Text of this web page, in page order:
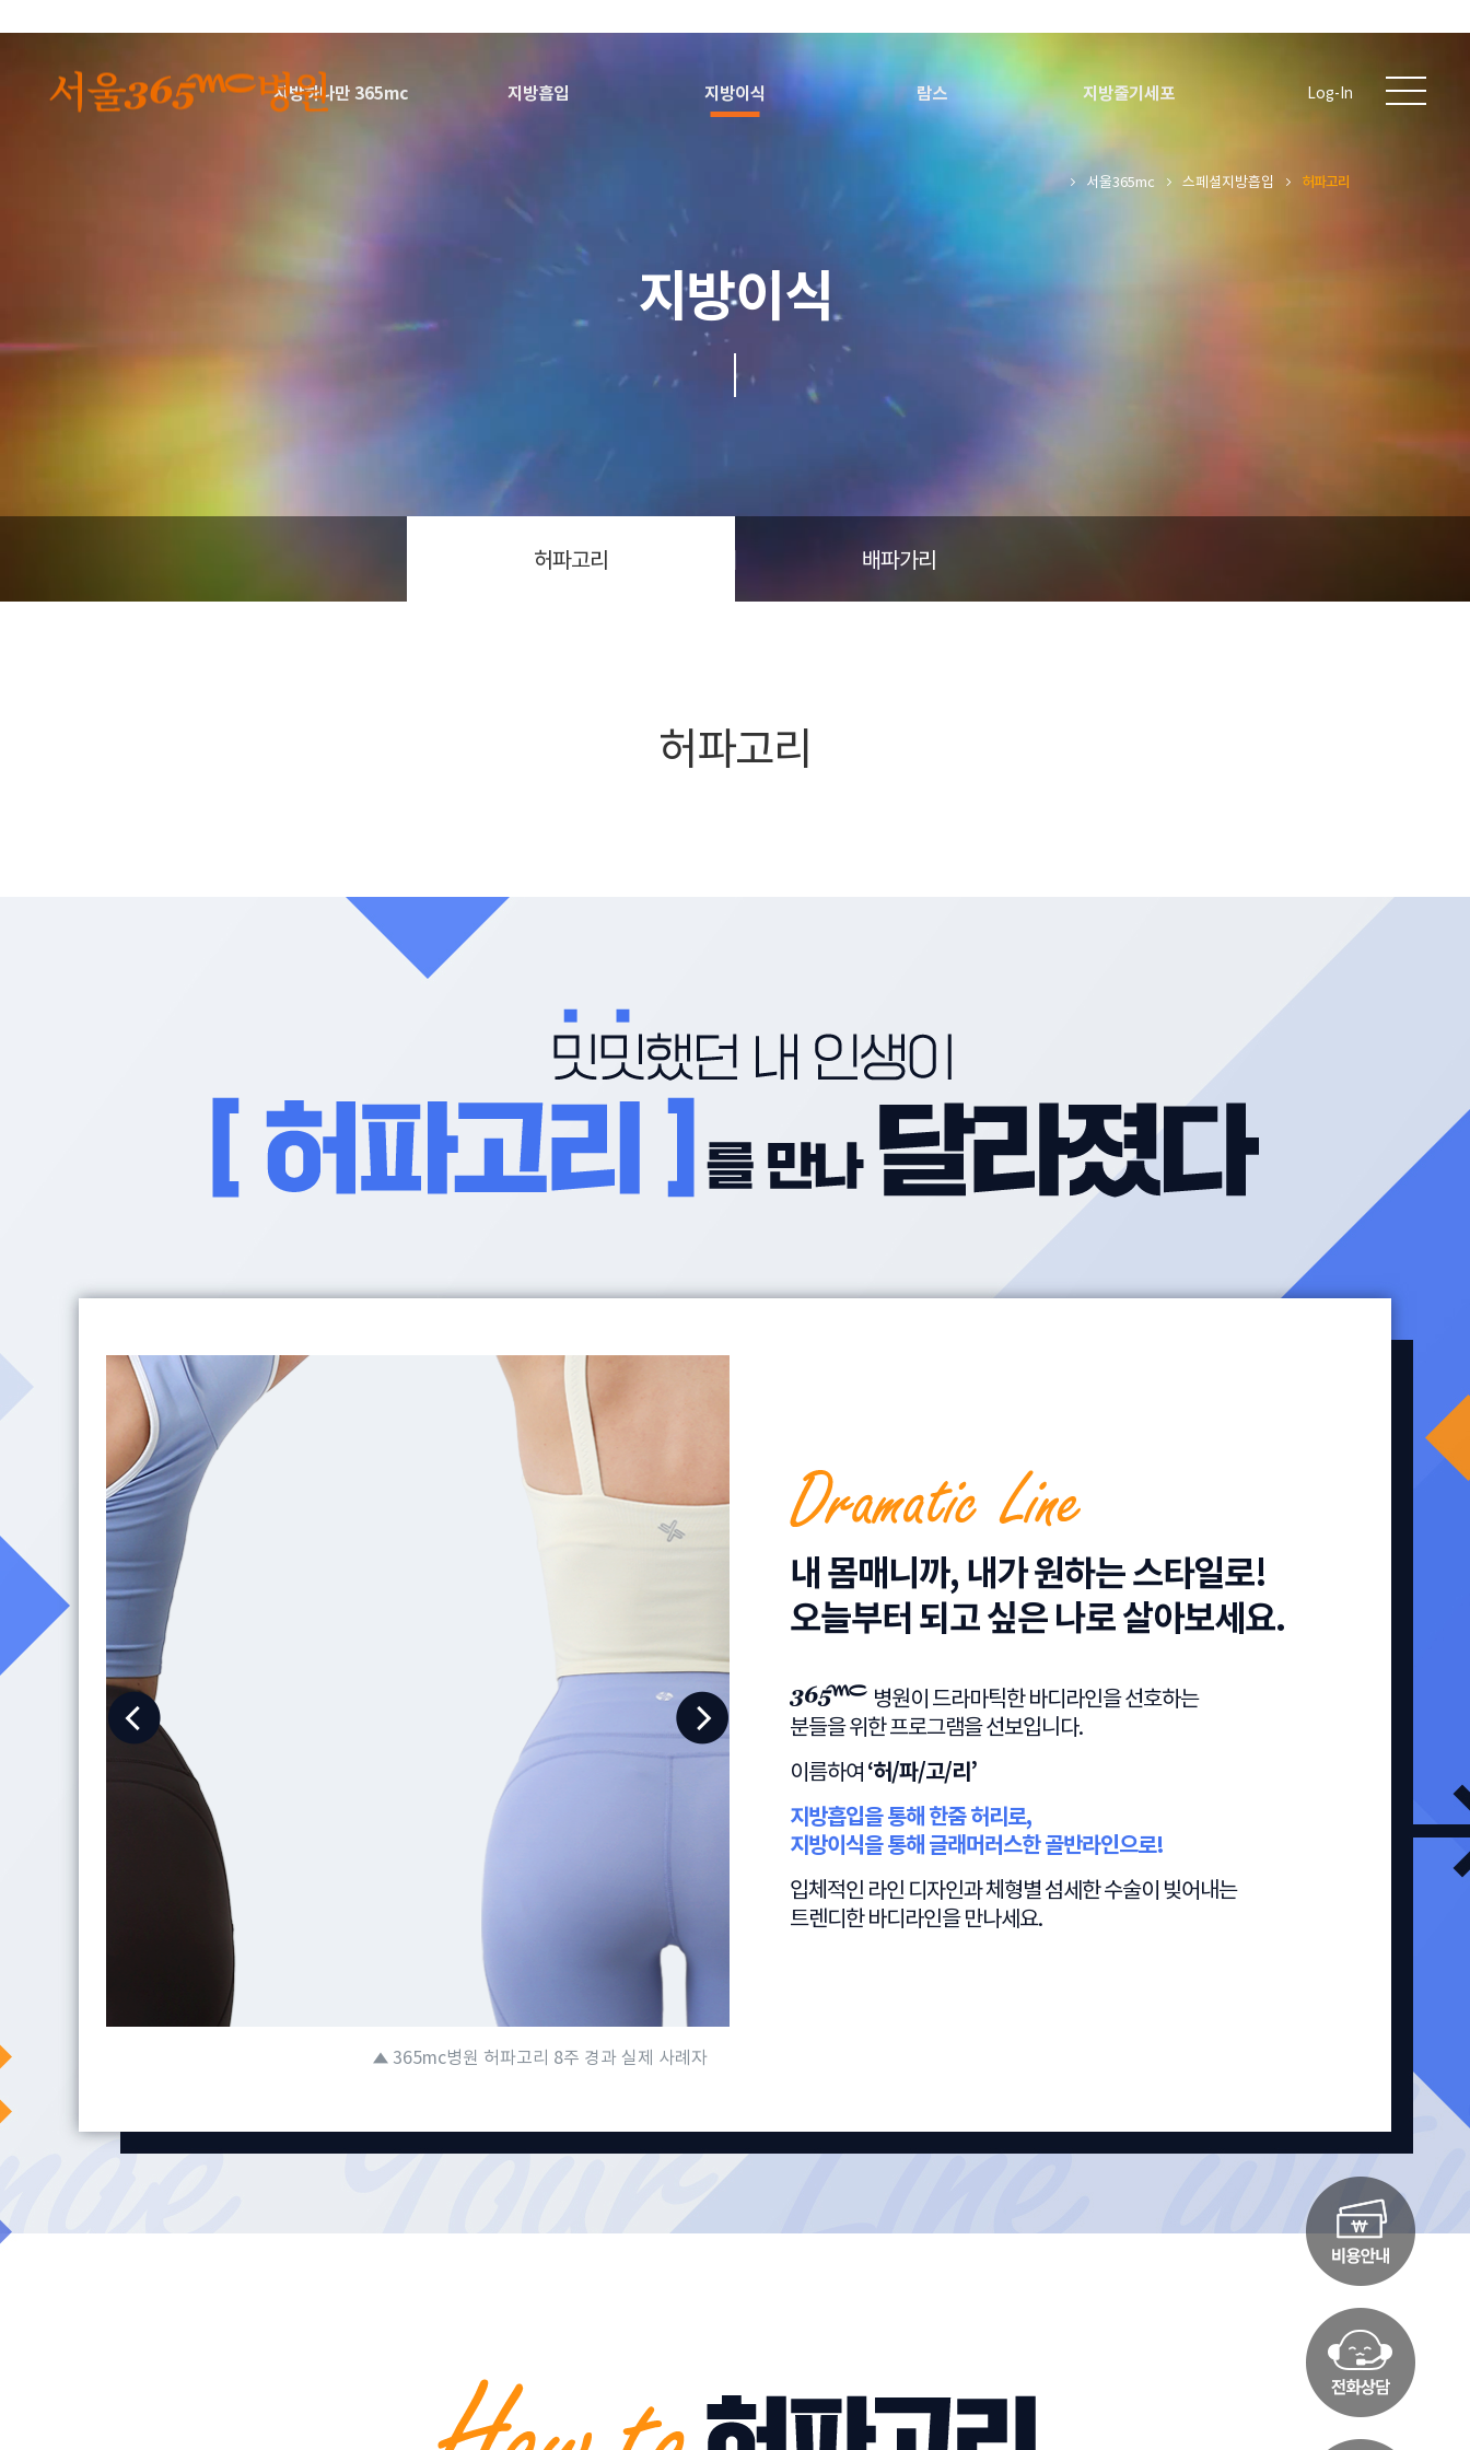
지방하나만 365mc 지방흡입 지방이식 람스 지방줄기세포 Log-In
서울365mc 스페셜지방흡입 허파고리
지방이식
허파고리 배파가리
허파고리
365mc병원 허파고리 8주 경과 실제 사례자
내 몸매니까, 내가 원하는 스타일로!
오늘부터 되고 싶은 나로 살아보세요.
병원이 드라마틱한 바디라인을 선호하는
분들을 위한 프로그램을 선보입니다.
이름하여‘허/파/고/리’
지방흡입을 통해 한줌 허리로,
지방이식을 통해 글래머러스한 골반라인으로!
입체적인 라인 디자인과 체형별 섬세한 수술이 빚어내는
트렌디한 바디라인을 만나세요.